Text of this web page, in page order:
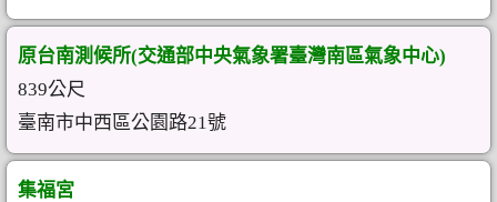
原台南測候所(交通部中央氣象署臺灣南區氣象中心)
839公尺
臺南市中西區公園路21號
集福宮